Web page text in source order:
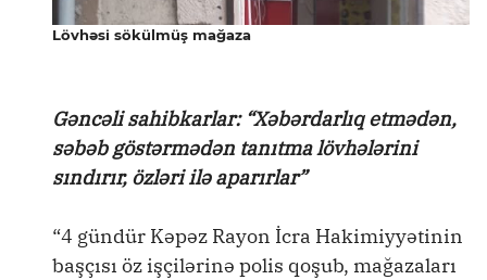
Lövhəsi sökülmüş mağaza
Gəncəli sahibkarlar: “Xəbərdarlıq etmədən,
səbəb göstərmədən tanıtma lövhələrini
sındırır, özləri ilə aparırlar”
“4 gündür Kəpəz Rayon İcra Hakimiyyətinin
başçısı öz işçilərinə polis qoşub, mağazaları